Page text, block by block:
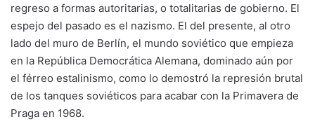
regreso a formas autoritarias, o totalitarias de gobierno. El
espejo del pasado es el nazismo. El del presente, al otro
lado del muro de Berlín, el mundo soviético que empieza
en la República Democrática Alemana, dominado aún por
el férreo estalinismo, como lo demostró la represión brutal
de los tanques soviéticos para acabar con la Primavera de
Praga en 1968.